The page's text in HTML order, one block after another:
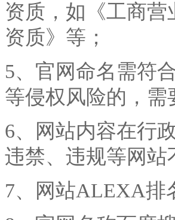
资质，如《工商
资质》等；
5、官网命名需符
等侵权风险的，
6、网站内容在行
违禁、违规等网站
7、网站ALEXA排